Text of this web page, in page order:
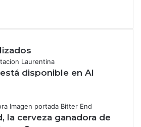
disponible en Al
la cerveza ganadora de